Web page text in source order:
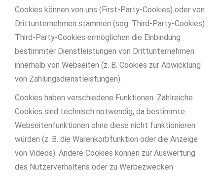
Cookies können von uns (First-Party-Cookies) oder von
Drittunternehmen stammen (sog. Third-Party-Cookies).
Third-Party-Cookies ermöglichen die Einbindung
bestimmter Dienstleistungen von Drittunternehmen
innerhalb von Webseiten (z. B. Cookies zur Abwicklung
von Zahlungsdienstleistungen).
Cookies haben verschiedene Funktionen. Zahlreiche
Cookies sind technisch notwendig, da bestimmte
Webseitenfunktionen ohne diese nicht funktionieren
würden (z. B. die Warenkorbfunktion oder die Anzeige
von Videos). Andere Cookies können zur Auswertung
des Nutzerverhaltens oder zu Werbezwecken